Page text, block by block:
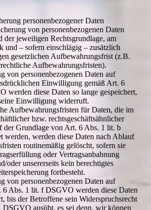
personenbezogener Daten
von personenbezogenen Daten
der jeweiligen Rechtsgrundlage, am
und – sofern einschlägig – zusätzlich
gesetzlichen Aufbewahrungsfrist (z.B.
Aufbewahrungsfristen).
von personenbezogenen Daten auf
Einwilligung gemäß Art. 6
werden diese Daten so lange gespeichert,
Einwilligung widerruft.
Aufbewahrungsfristen für Daten, die im
bzw. rechtsgeschäftsähnlicher
der Grundlage von Art. 6 Abs. 1 lit. b
werden, werden diese Daten nach Ablauf
routinemäßig gelöscht, sofern sie
oder Vertragsanbahnung
oder unsererseits kein berechtigtes
fortbesteht.
von personenbezogenen Daten auf
6 Abs. 1 lit. f DSGVO werden diese Daten
bis der Betroffene sein Widerspruchsrecht
DSGVO ausübt, es sei denn, wir können